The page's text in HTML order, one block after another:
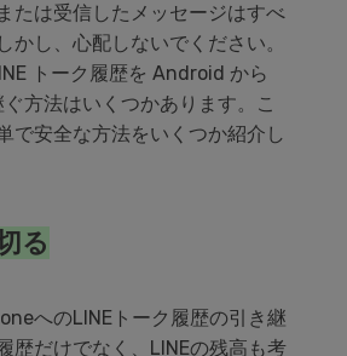
たは受信したメッセージはすべ
かし、心配しないでください。
トーク履歴を Android から
方法はいくつかあります。こ
で安全な方法をいくつか紹介し
る
へのLINEトーク履歴の引き継
歴だけでなく、LINEの残高も考